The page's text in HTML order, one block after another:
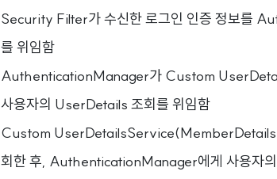
Security Filter가 수신한 로그인 인증 정보를
를 위임함
AuthenticationManager가 Custom
사용자의 UserDetails 조회를 위임함
Custom
회한 후, AuthenticationManager에게 사용자